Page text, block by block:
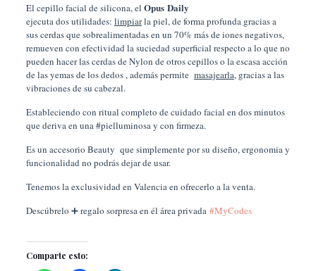
El cepillo facial de silicona, el Opus Daily
ejecuta dos utilidades: limpiarla piel, de forma profunda gracias a
sus cerdas que sobrealimentadas en un 70% más de iones negativos,
remueven con efectividad la suciedad superficial respecto a lo que no
pueden hacer las cerdas de Nylon de otros cepillos o la escasa acción
de las yemas de los dedos , además permite masajearla, gracias a las
vibraciones de su cabezal.
Estableciendo con ritual completo de cuidado facial en dos minutos
que deriva en una #pielluminosa y con firmeza.
Es un accesorio Beauty que simplemente por su diseño, ergonomia y
funcionalidad no podrás dejar de usar.
Tenemos la exclusividad en Valencia en ofrecerlo a la venta.
Descúbrelo ➕ regalo sorpresa en él área privada #MyCodes
Comparte esto: